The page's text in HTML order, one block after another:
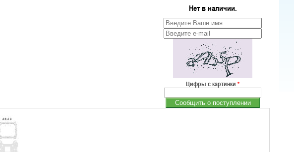
Нет в наличии.
Цифры с картинки *